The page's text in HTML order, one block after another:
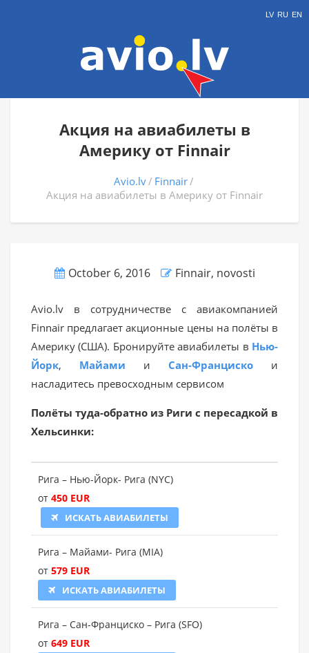
LV RU EN
Акция на авиабилеты в
Америку от Finnair
Avio.lv
Finnair
Акция на авиабилеты в Америку от Finnair
October 6, 2016 Finnair, novosti
Avio.lv в сотрудничестве с авиакомпанией
Finnair предлагает акционные цены на полёты в
Америку (США). Бронируйте авиабилеты в Нью-
Йорк, Майами и Сан-Франциско и
насладитесь превосходным сервисом
Полёты туда-обратно из Риги с пересадкой в
Хельсинки:
Рига – Нью-Йорк- Рига (NYC)
от 450 EUR
ИСКАТЬ АВИАБИЛЕТЫ
Рига – Майами- Рига (MIA)
от 579 EUR
ИСКАТЬ АВИАБИЛЕТЫ
Рига – Сан-Франциско – Рига (SFO)
от 649 EUR